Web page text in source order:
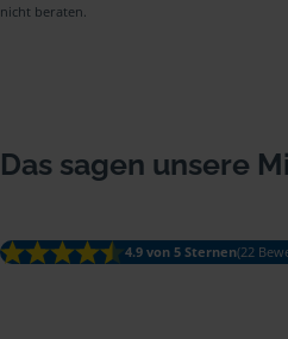
nicht beraten.
Das sagen unsere
4.9 von 5 Sternen(22